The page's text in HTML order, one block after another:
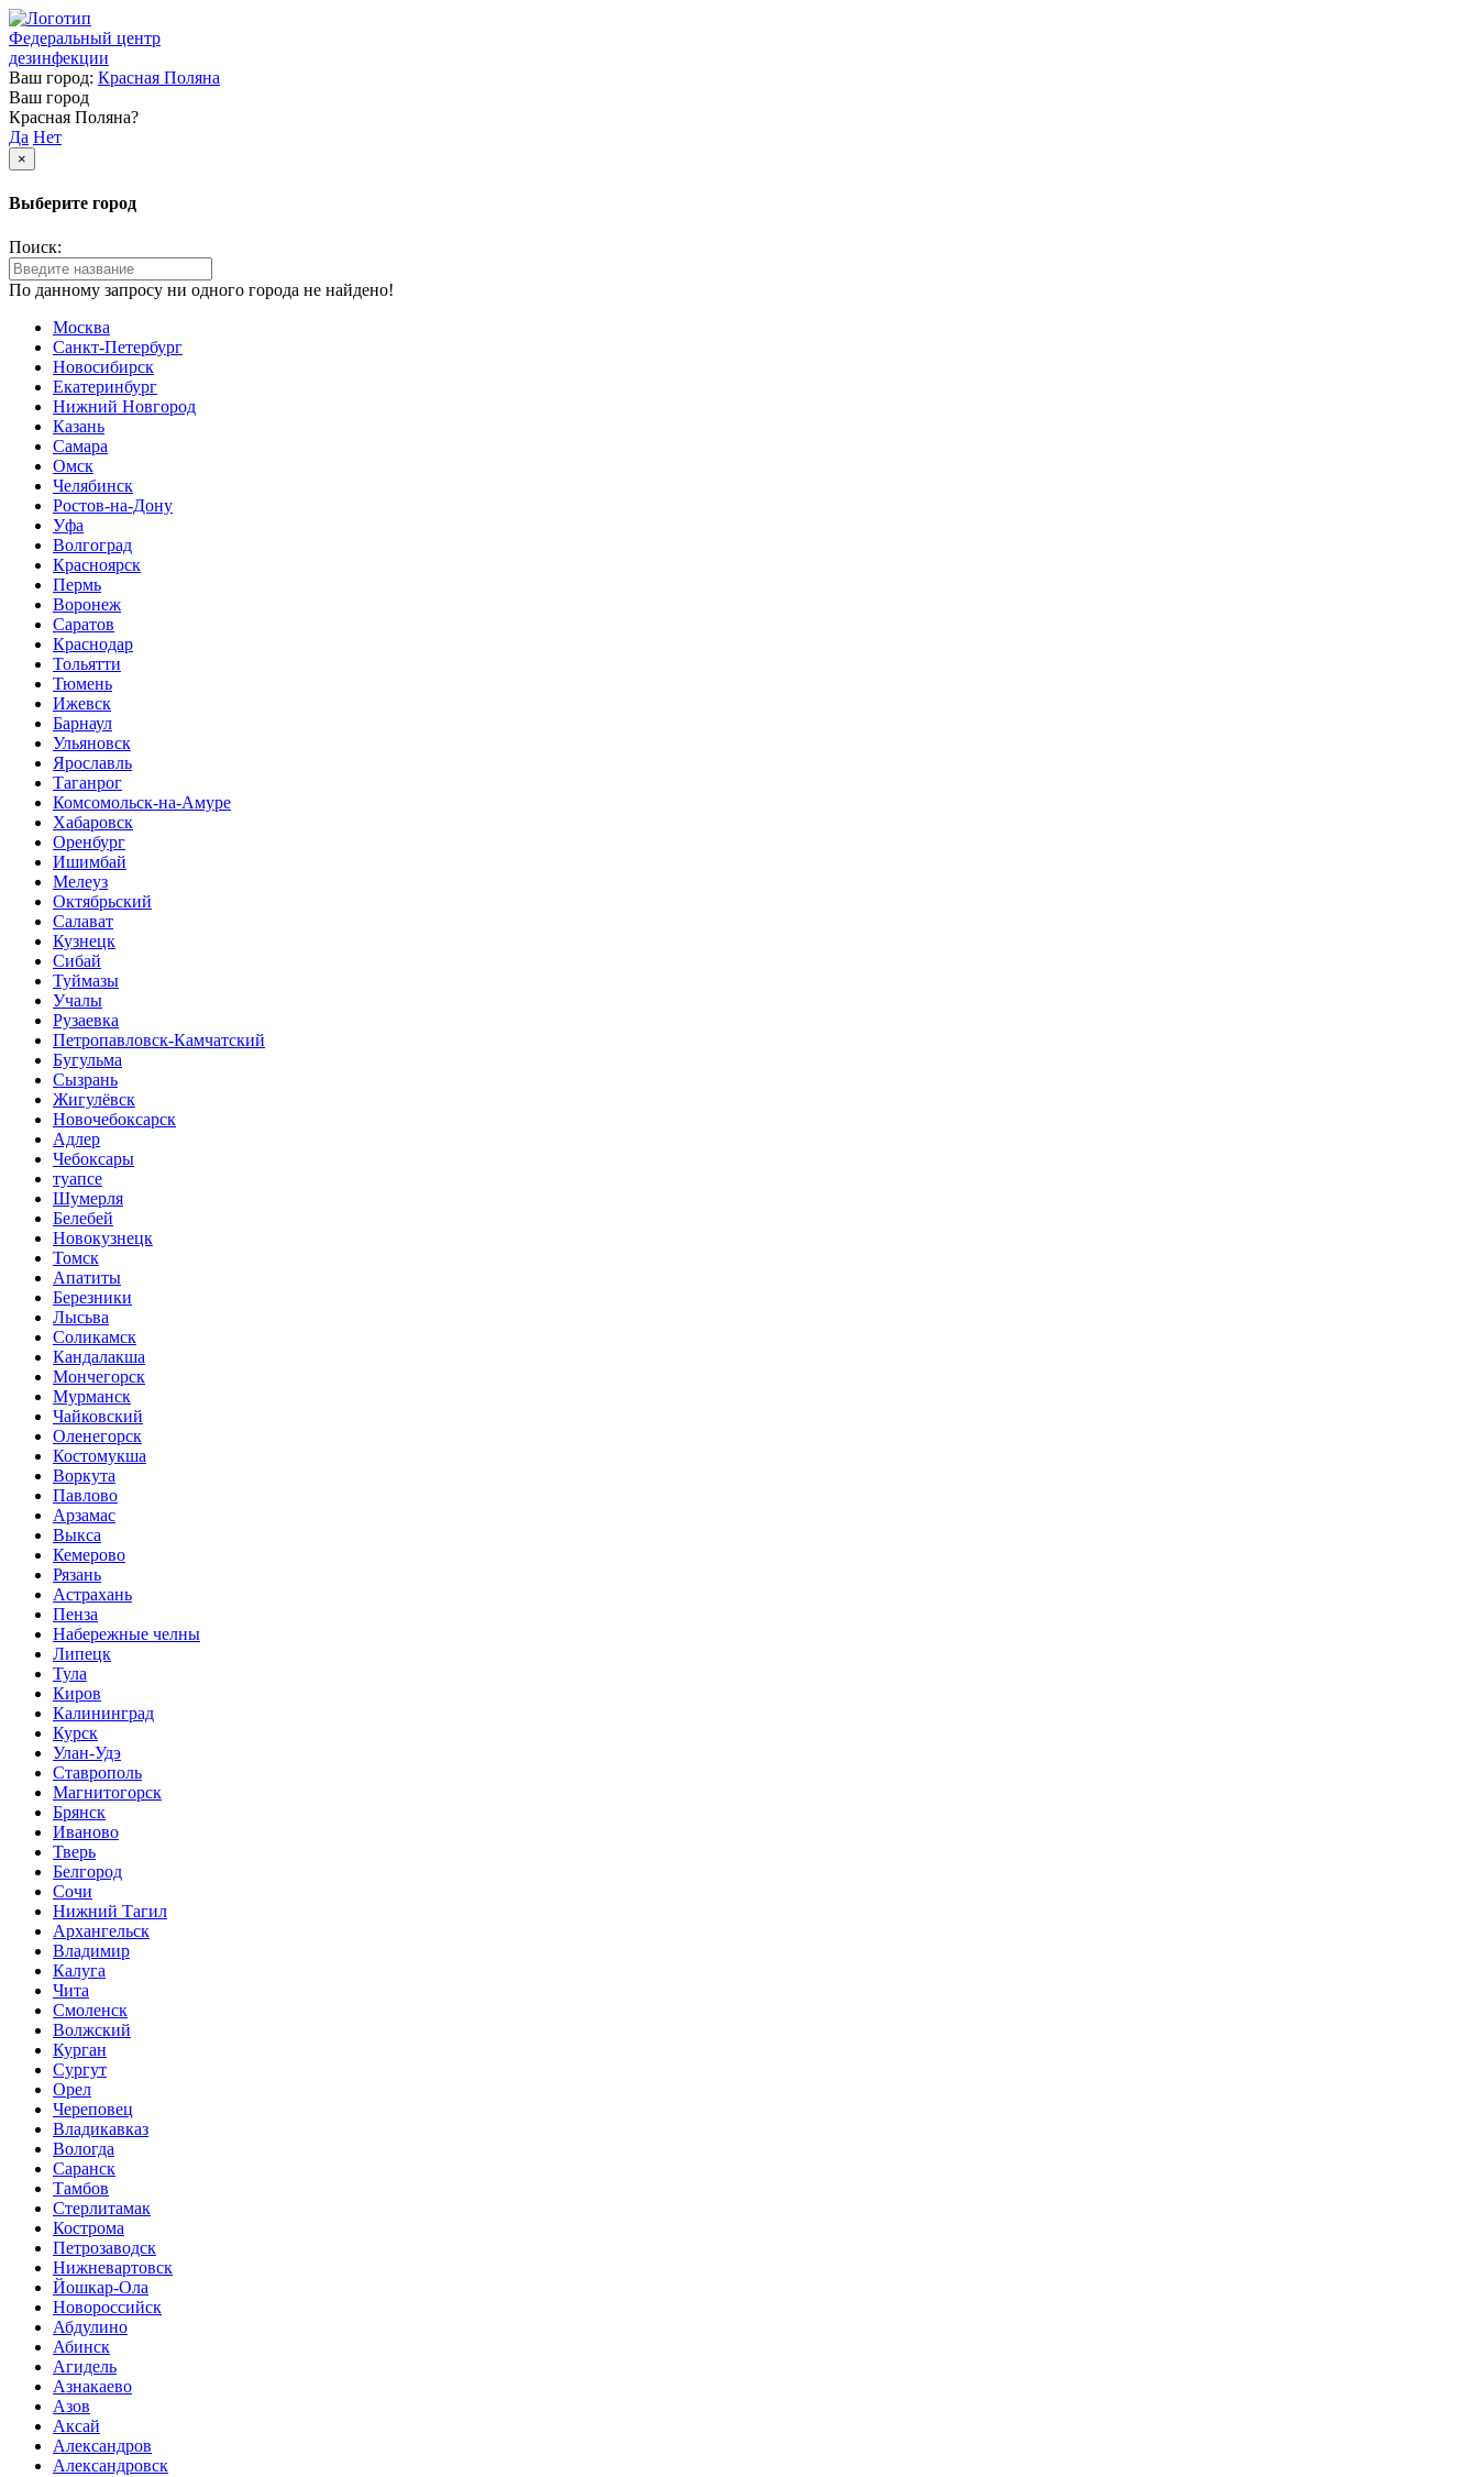
Федеральный центр
дезинфекции
Ваш город: Красная Поляна
Ваш город
Красная Поляна?
Да Нет
×
Выберите город
Поиск:
По данному запросу ни одного города не найдено!
Москва
Санкт-Петербург
Новосибирск
Екатеринбург
Нижний Новгород
Казань
Самара
Омск
Челябинск
Ростов-на-Дону
Уфа
Волгоград
Красноярск
Пермь
Воронеж
Саратов
Краснодар
Тольятти
Тюмень
Ижевск
Барнаул
Ульяновск
Ярославль
Таганрог
Комсомольск-на-Амуре
Хабаровск
Оренбург
Ишимбай
Мелеуз
Октябрьский
Салават
Кузнецк
Сибай
Туймазы
Учалы
Рузаевка
Петропавловск-Камчатский
Бугульма
Сызрань
Жигулёвск
Новочебоксарск
Адлер
Чебоксары
туапсе
Шумерля
Белебей
Новокузнецк
Томск
Апатиты
Березники
Лысьва
Соликамск
Кандалакша
Мончегорск
Мурманск
Чайковский
Оленегорск
Костомукша
Воркута
Павлово
Арзамас
Выкса
Кемерово
Рязань
Астрахань
Пенза
Набережные челны
Липецк
Тула
Киров
Калининград
Курск
Улан-Удэ
Ставрополь
Магнитогорск
Брянск
Иваново
Тверь
Белгород
Сочи
Нижний Тагил
Архангельск
Владимир
Калуга
Чита
Смоленск
Волжский
Курган
Сургут
Орел
Череповец
Владикавказ
Вологда
Саранск
Тамбов
Стерлитамак
Кострома
Петрозаводск
Нижневартовск
Йошкар-Ола
Новороссийск
Абдулино
Абинск
Агидель
Азнакаево
Азов
Аксай
Александров
Александровск